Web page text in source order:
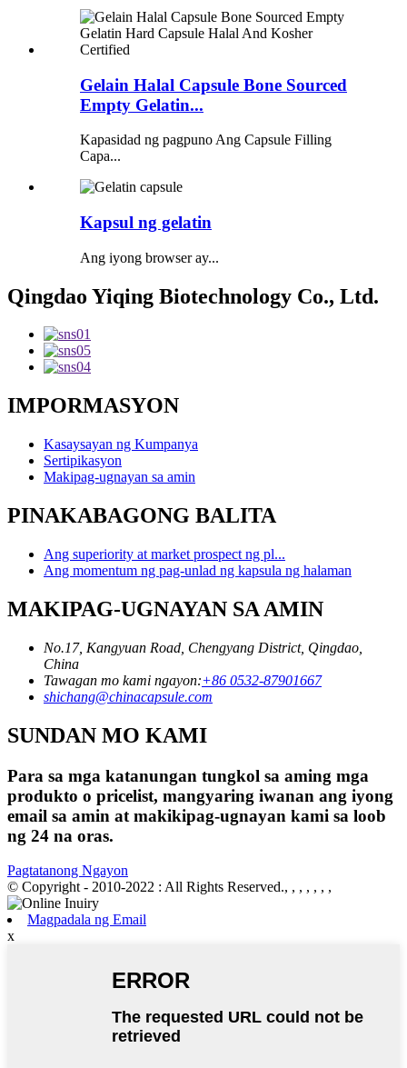
Gelain Halal Capsule Bone Sourced
Empty Gelatin...
Kapasidad ng pagpuno Ang Capsule Filling
Capa...
Kapsul ng gelatin
Ang iyong browser ay...
Qingdao Yiqing Biotechnology Co., Ltd.
IMPORMASYON
Kasaysayan ng Kumpanya
Sertipikasyon
Makipag-ugnayan sa amin
PINAKABAGONG BALITA
Ang superiority at market prospect ng pl...
Ang momentum ng pag-unlad ng kapsula ng halaman
MAKIPAG-UGNAYAN SA AMIN
No.17, Kangyuan Road, Chengyang District, Qingdao,
China
Tawagan mo kami ngayon:+86 0532-87901667
shichang@chinacapsule.com
SUNDAN MO KAMI
Para sa mga katanungan tungkol sa aming mga
produkto o pricelist, mangyaring iwanan ang iyong
email sa amin at makikipag-ugnayan kami sa loob
ng 24 na oras.
Pagtatanong Ngayon
© Copyright - 2010-2022 : All Rights Reserved., , , , , , ,
Magpadala ng Email
x